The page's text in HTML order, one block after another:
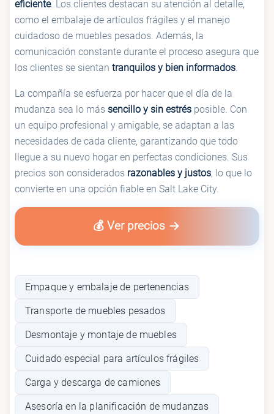
eficiente. Los clientes destacan su atención al detalle,
como el embalaje de artículos frágiles y el manejo
cuidadoso de muebles pesados. Además, la
comunicación constante durante el proceso asegura que
los clientes se sientan tranquilos y bien informados.
La compañía se esfuerza por hacer que el día de la
mudanza sea lo más sencillo y sin estrés posible. Con
un equipo profesional y amigable, se adaptan a las
necesidades de cada cliente, garantizando que todo
llegue a su nuevo hogar en perfectas condiciones. Sus
precios son considerados razonables y justos, lo que lo
convierte en una opción fiable en Salt Lake City.
💰 Ver precios
Empaque y embalaje de pertenencias
Transporte de muebles pesados
Desmontaje y montaje de muebles
Cuidado especial para artículos frágiles
Carga y descarga de camiones
Asesoría en la planificación de mudanzas